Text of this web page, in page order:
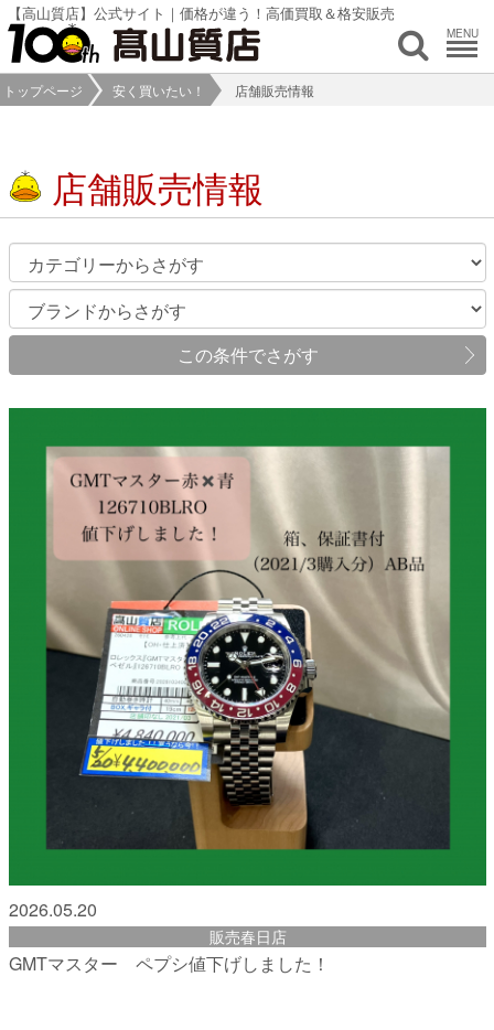
【高山質店】公式サイト｜価格が違う！高価買取＆格安販売
MENU
トップページ 安く買いたい！ 店舗販売情報
店舗販売情報
この条件でさがす
2026.05.20
販売春日店
GMTマスター ペプシ値下げしました！